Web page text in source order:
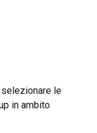
straordinarie
selezionare le
in ambito